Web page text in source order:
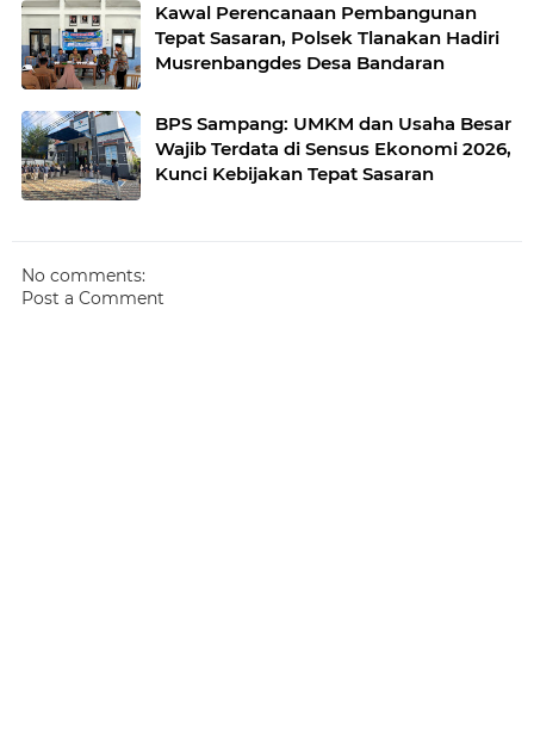
Kawal Perencanaan Pembangunan
Tepat Sasaran, Polsek Tlanakan Hadiri
Musrenbangdes Desa Bandaran
BPS Sampang: UMKM dan Usaha Besar
Wajib Terdata di Sensus Ekonomi 2026,
Kunci Kebijakan Tepat Sasaran
No comments:
Post a Comment